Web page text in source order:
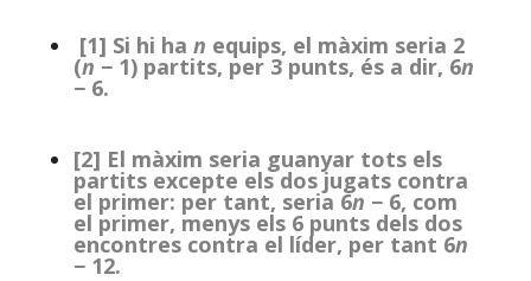
[1] Si hi ha n equips, el màxim seria 2
(n − 1) partits, per 3 punts, és a dir, 6n
− 6.
[2] El màxim seria guanyar tots els
partits excepte els dos jugats contra
el primer: per tant, seria 6n − 6, com
el primer, menys els 6 punts dels dos
encontres contra el líder, per tant 6n
− 12.